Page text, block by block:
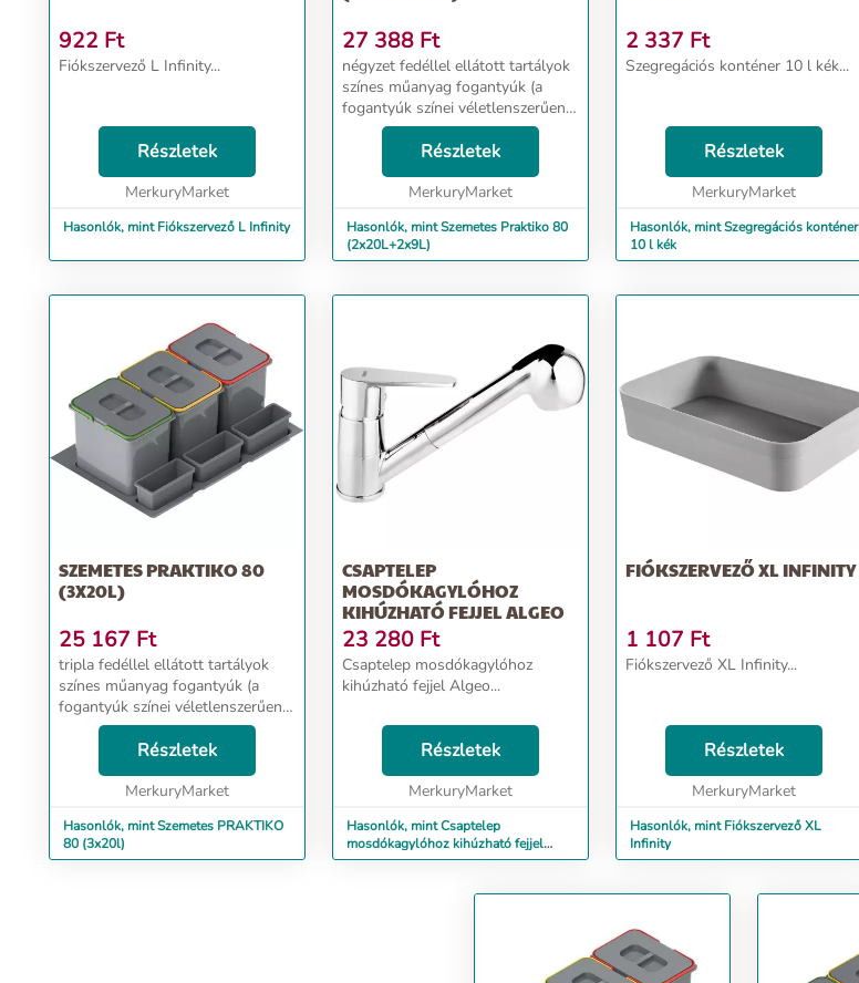
922 Ft
Fiókszervező L Infinity...
Részletek
MerkuryMarket
Hasonlók, mint Fiókszervező L Infinity
27 388 Ft
négyzet fedéllel ellátott tartályok
színes műanyag fogantyúk (a
fogantyúk színei véletlenszerűen
vannak kiválasztva, nem
ismétlődnek a készletben) L-450
és L-500 mélységű fiókokhoz az
Részletek
MerkuryMarket
Hasonlók, mint Szemetes Praktiko 80
(2x20L+2x9L)
2 337 Ft
Szegregációs konténer 10 l kék...
Részletek
MerkuryMarket
Hasonlók, mint Szegregációs konténer
10 l kék
SZEMETES PRAKTIKO 80
(3X20L)
25 167 Ft
tripla fedéllel ellátott tartályok
színes műanyag fogantyúk (a
fogantyúk színei véletlenszerűen
vannak kiválasztva, nem
ismétlődnek a készletben) L-450
és L-500 mélységű fiókokhoz az
élek egye...
Részletek
MerkuryMarket
Hasonlók, mint Szemetes PRAKTIKO
80 (3x20l)
CSAPTELEP
MOSDÓKAGYLÓHOZ
KIHÚZHATÓ FEJJEL ALGEO
23 280 Ft
Csaptelep mosdókagylóhoz
kihúzható fejjel Algeo...
Részletek
MerkuryMarket
Hasonlók, mint Csaptelep
mosdókagylóhoz kihúzható fejjel
Algeo
FIÓKSZERVEZŐ XL INFINITY
1 107 Ft
Fiókszervező XL Infinity...
Részletek
MerkuryMarket
Hasonlók, mint Fiókszervező XL
Infinity